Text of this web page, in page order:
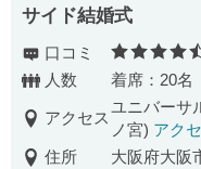
サイド結婚式
口コミ
人数
着席：20名
アクセス
ユニバーサ
ノ宮) アク
住所
大阪府大阪